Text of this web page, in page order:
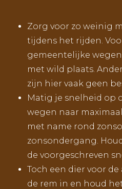
Zorg voor zo weinig
tijdens het rijden.
gemeentelijke
met wild plaats.
zijn hier vaak geen
Matig je snelheid op
wegen naar
met name rond
zonsondergang.
de voorgeschreven
Toch een dier voor
de rem in en houd